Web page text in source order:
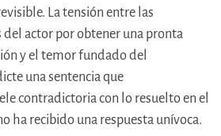
La tensión entre las
actor por obtener una pronta
y el temor fundado del
una sentencia que
contradictoria con lo resuelto en el
ha recibido una respuesta unívoca.